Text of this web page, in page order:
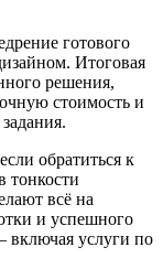
готового
Итоговая
решения,
стоимость и
обратиться к
тонкости
всё на
и успешного
включая услуги по